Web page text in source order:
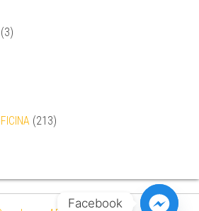
(3)
(213)
Facebook